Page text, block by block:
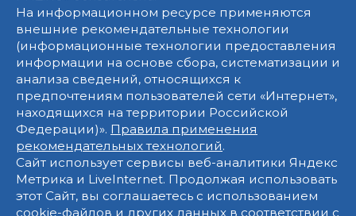
На информационном ресурсе применяются
внешние рекомендательные технологии
(информационные технологии предоставления
информации на основе сбора, систематизации и
анализа сведений, относящихся к
предпочтениям пользователей сети «Интернет»,
находящихся на территории Российской
Федерации)». Правила применения
рекомендательных технологий.
Сайт использует сервисы веб-аналитики Яндекс
Метрика и LiveInternet. Продолжая использовать
этот Сайт, вы соглашаетесь с использованием
cookie-файлов и других данных в соответствии с